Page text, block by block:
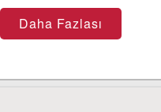
Daha Fazlası